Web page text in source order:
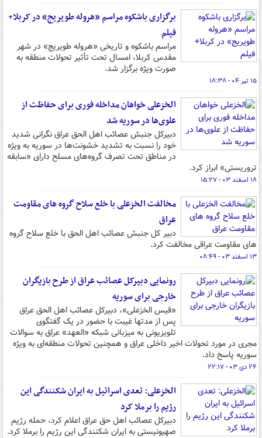
برگزاری باشکوه مراسم «هروله طویریج» در کربلا+
فیلم
مراسم باشکوه و تاریخی «هروله طویریج» در شهر
مقدس کربلا، امسال تحت تأثیر تحولات منطقه به
صورت ویژه برگزار شد.
۱۵ تیر ۰۴ - ۱۸:۳۸
الخزعلی خواهان مداخله فوری برای حفاظت از
علوی‌ها در سوریه شد
دبیرکل جنبش عصائب اهل الحق عراق نگرانی شدید
خود را نسبت به تشدید خشونت‌ها در سوریه به ویژه
در مناطق تحت تصرف گروه‌های مسلح دارای «سابقه
تروریستی» ابراز کرد.
۱۸ اسفند ۰۳ - ۱۵:۲۷
مخالفت الخزعلی با خلع سلاح گروه های مقاومت
عراق
دبیر کل جنبش عصائب اهل الحق با خلع سلاح گروه
های مقاومت عراقی مخالفت کرد.
۱۳ اسفند ۰۳ - ۰۸:۴۹
رونمایی دبیرکل عصائب عراق از طرح بازیگران
خارجی برای سوریه
«قیس الخزعلی»، دبیرکل عصائب اهل الحق عراق
پس از مدتها غیبت با حضور در یک گفتگوی
تلویزیونی به میزبانی شبکه «العهد» عراق به سوالات
مجری در مورد تحولات اخیر داخلی عراق و همچنین تحولات منطقه‌ای به ویژه
سوریه پاسخ داد.
۲۴ دی ۰۳ - ۲۲:۱۷
الخزعلی: تعدی اسرائیل به ایران شکنندگی این
رژیم را برملا کرد
دبیرکل عصائب اهل حق عراق اعلام کرد، حمله رژیم
صهیونیستی به ایران شکنندگی این رژیم را برملا کرد.